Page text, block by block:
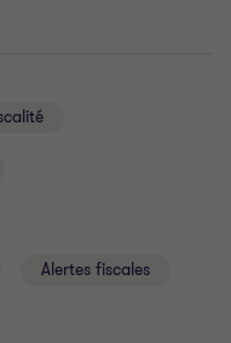
Alertes fiscales